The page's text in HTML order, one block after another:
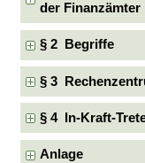
der Finanzämter
§ 2 Begriffe
§ 3
§ 4 In-Kraft-
Anlage